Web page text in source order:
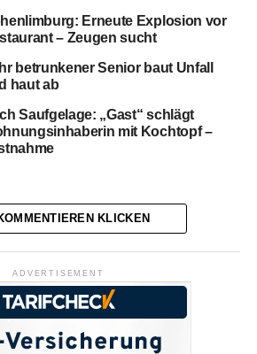
Erneute Explosion vor
– Zeugen sucht
betrunkener Senior baut Unfall
haut ab
Saufgelage: „Gast“ schlägt
mit Kochtopf –
KLICKEN
ADVERTISEMENT